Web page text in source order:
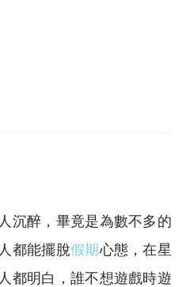
沉醉，畢竟是為數不多的
都能擺脫假期心態，在星
都明白，誰不想遊戲時遊